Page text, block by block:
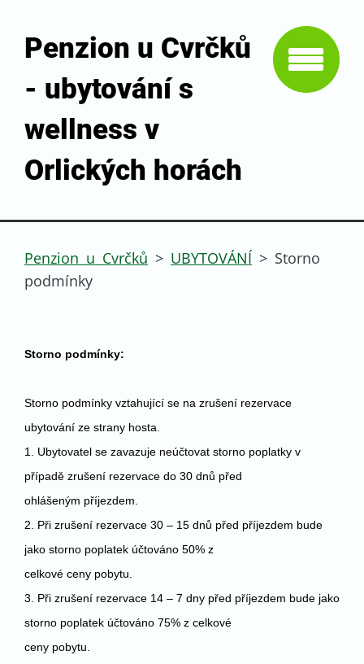
Penzion u Cvrčků
- ubytování s
wellness v
Orlických horách
Penzion u Cvrčků > UBYTOVÁNÍ > Storno
podmínky
Storno podmínky:
Storno podmínky vztahující se na zrušení rezervace
ubytování ze strany hosta.
1. Ubytovatel se zavazuje neúčtovat storno poplatky v
případě zrušení rezervace do 30 dnů před
ohlášeným příjezdem.
2. Při zrušení rezervace 30 – 15 dnů před příjezdem bude
jako storno poplatek účtováno 50% z
celkové ceny pobytu.
3. Při zrušení rezervace 14 – 7 dny před příjezdem bude jako
storno poplatek účtováno 75% z celkové
ceny pobytu.